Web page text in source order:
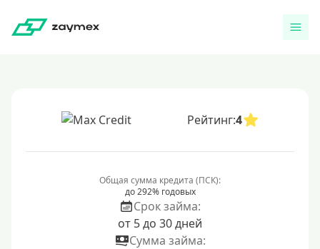
Рейтинг:4
Общая сумма кредита (ПСК):
до 292% годовых
Срок займа:
от 5 до 30 дней
Сумма займа: